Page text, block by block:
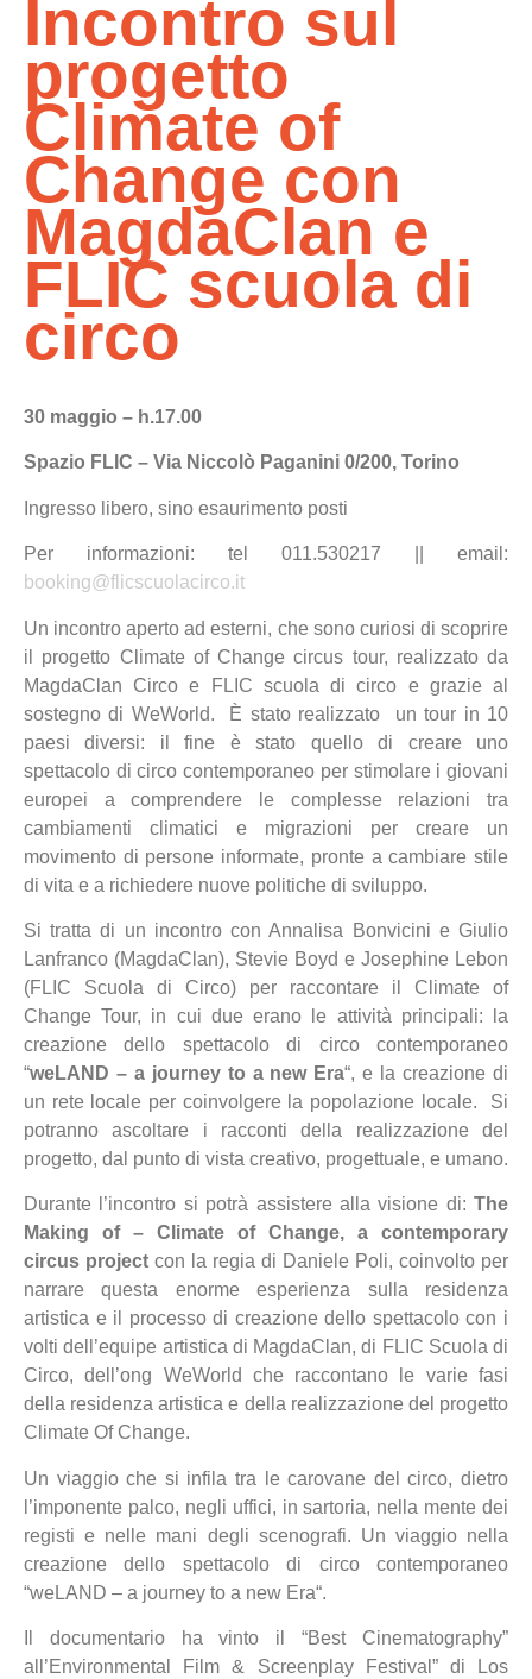
Incontro sul
progetto
Climate of
Change con
MagdaClan e
FLIC scuola di
circo
30 maggio – h.17.00
Spazio FLIC – Via Niccolò Paganini 0/200, Torino
Ingresso libero, sino esaurimento posti
Per informazioni: tel 011.530217 || email:
booking@flicscuolacirco.it
Un incontro aperto ad esterni, che sono curiosi di scoprire
il progetto Climate of Change circus tour, realizzato da
MagdaClan Circo e FLIC scuola di circo e grazie al
sostegno di WeWorld. È stato realizzato un tour in 10
paesi diversi: il fine è stato quello di creare uno
spettacolo di circo contemporaneo per stimolare i giovani
europei a comprendere le complesse relazioni tra
cambiamenti climatici e migrazioni per creare un
movimento di persone informate, pronte a cambiare stile
di vita e a richiedere nuove politiche di sviluppo.
Si tratta di un incontro con Annalisa Bonvicini e Giulio
Lanfranco (MagdaClan), Stevie Boyd e Josephine Lebon
(FLIC Scuola di Circo) per raccontare il Climate of
Change Tour, in cui due erano le attività principali: la
creazione dello spettacolo di circo contemporaneo
“weLAND – a journey to a new Era“, e la creazione di
un rete locale per coinvolgere la popolazione locale. Si
potranno ascoltare i racconti della realizzazione del
progetto, dal punto di vista creativo, progettuale, e umano.
Durante l’incontro si potrà assistere alla visione di: The
Making of – Climate of Change, a contemporary
circus project con la regia di Daniele Poli, coinvolto per
narrare questa enorme esperienza sulla residenza
artistica e il processo di creazione dello spettacolo con i
volti dell’equipe artistica di MagdaClan, di FLIC Scuola di
Circo, dell’ong WeWorld che raccontano le varie fasi
della residenza artistica e della realizzazione del progetto
Climate Of Change.
Un viaggio che si infila tra le carovane del circo, dietro
l’imponente palco, negli uffici, in sartoria, nella mente dei
registi e nelle mani degli scenografi. Un viaggio nella
creazione dello spettacolo di circo contemporaneo
“weLAND – a journey to a new Era“.
Il documentario ha vinto il “Best Cinematography”
all’Environmental Film & Screenplay Festival” di Los